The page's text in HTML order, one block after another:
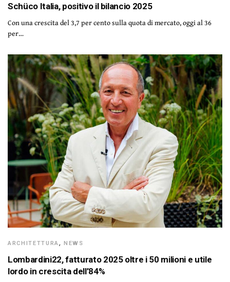
Schüco Italia, positivo il bilancio 2025
Con una crescita del 3,7 per cento sulla quota di mercato, oggi al 36
per…
ARCHITETTURA, NEWS
Lombardini22, fatturato 2025 oltre i 50 milioni e utile
lordo in crescita dell’84%